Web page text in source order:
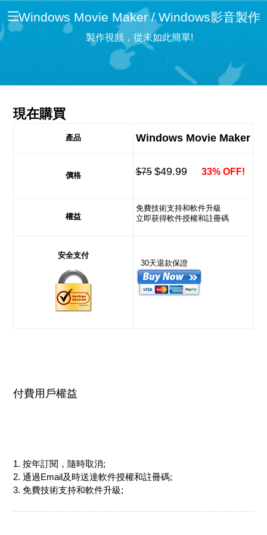
Windows Movie Maker / Windows影音製作
製作視頻，從未如此簡單!
現在購買
產品 Windows Movie Maker
價格 $75 $49.99 33% OFF!
權益
免費技術支持和軟件升級
立即获得軟件授權和註冊碼
安全支付
30天退款保證
付費用戶權益
1. 按年訂閱，隨時取消;
2. 通過Email及時送達軟件授權和註冊碼;
3. 免費技術支持和軟件升級;